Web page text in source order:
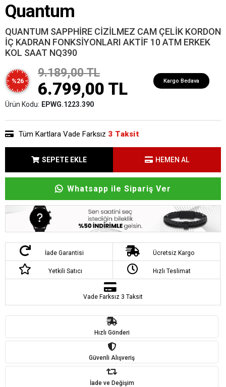
Quantum
QUANTUM SAPPHİRE CİZİLMEZ CAM ÇELİK KORDON
İÇ KADRAN FONKSİYONLARI AKTİF 10 ATM ERKEK
KOL SAAT NQ390
%26
9.189,00 TL
6.799,00 TL Kargo Bedava
Ürün Kodu: EPWG.1223.390
Tüm Kartlara Vade Farksız 3 Taksit
SEPETE EKLE HEMEN AL
Whatsapp ile Sipariş Ver
İade Garantisi Ücretsiz Kargo
Yetkili Satıcı Hızlı Teslimat
Vade Farksız 3 Taksit
Hızlı Gönderi
Güvenli Alışveriş
İade ve Değişim